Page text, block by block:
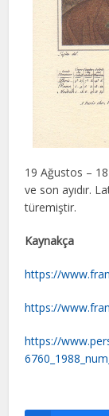
19 Ağustos – 18
ve son ayıdır.
türemiştir.
Kaynakça
https://
https://
https://